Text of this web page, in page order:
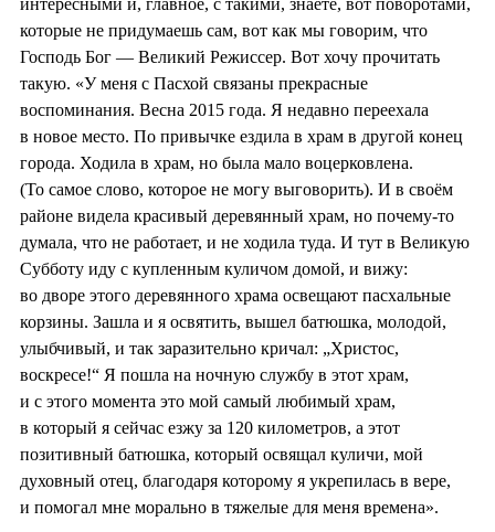
которые не придумаешь сам, вот как мы говорим, что
Господь Бог — Великий Режиссер. Вот хочу прочитать
такую. «У меня с Пасхой связаны прекрасные
воспоминания. Весна 2015 года. Я недавно переехала
в новое место. По привычке ездила в храм в другой конец
города. Ходила в храм, но была мало воцерковлена.
(То самое слово, которое не могу выговорить). И в своём
районе видела красивый деревянный храм, но почему-то
думала, что не работает, и не ходила туда. И тут в Великую
Субботу иду с купленным куличом домой, и вижу:
во дворе этого деревянного храма освещают пасхальные
корзины. Зашла и я освятить, вышел батюшка, молодой,
улыбчивый, и так заразительно кричал: „Христос,
воскресе!“ Я пошла на ночную службу в этот храм,
и с этого момента это мой самый любимый храм,
в который я сейчас езжу за 120 километров, а этот
позитивный батюшка, который освящал куличи, мой
духовный отец, благодаря которому я укрепилась в вере,
и помогал мне морально в тяжелые для меня времена».